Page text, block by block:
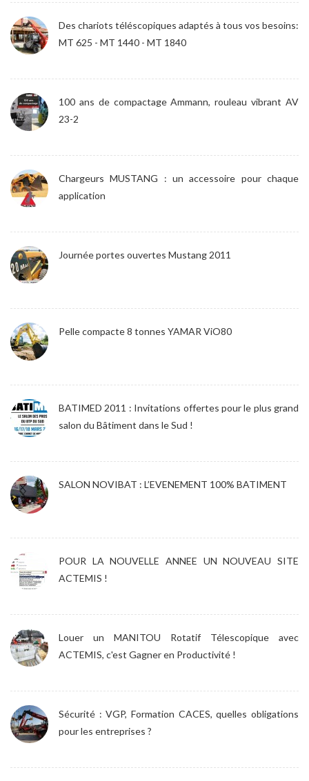
Des chariots téléscopiques adaptés à tous vos besoins:
MT 625 - MT 1440 - MT 1840
100 ans de compactage Ammann, rouleau vibrant AV
23-2
Chargeurs MUSTANG : un accessoire pour chaque
application
Journée portes ouvertes Mustang 2011
Pelle compacte 8 tonnes YAMAR ViO80
BATIMED 2011 : Invitations offertes pour le plus grand
salon du Bâtiment dans le Sud !
SALON NOVIBAT : L’EVENEMENT 100% BATIMENT
POUR LA NOUVELLE ANNEE UN NOUVEAU SITE
ACTEMIS !
Louer un MANITOU Rotatif Télescopique avec
ACTEMIS, c'est Gagner en Productivité !
Sécurité : VGP, Formation CACES, quelles obligations
pour les entreprises ?